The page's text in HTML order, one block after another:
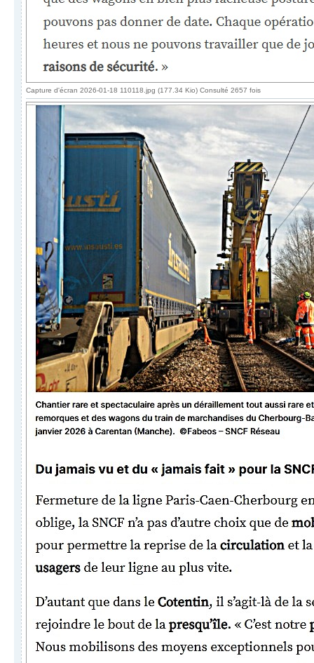
Capture d'écran 2026-01-18 110118.jpg (177.34 Kio) Consulté 2657 fois